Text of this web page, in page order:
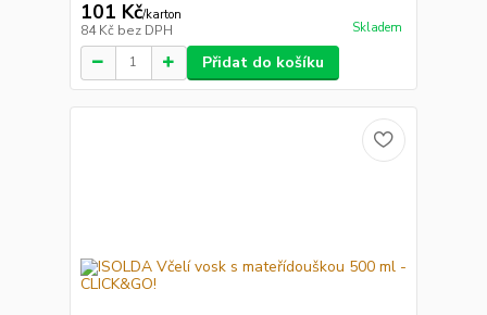
101 Kč/karton
84 Kč bez DPH Skladem
Přidat do košíku